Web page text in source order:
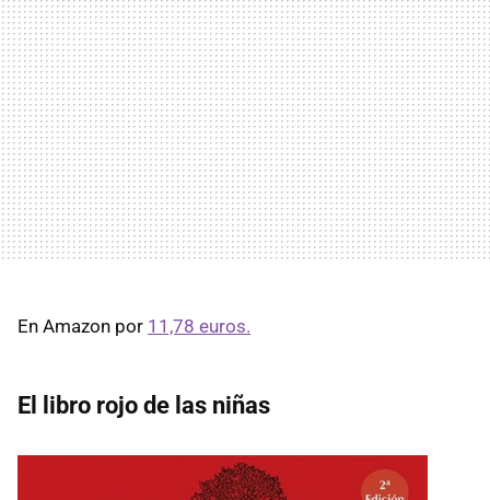
En Amazon por 11,78 euros.
El libro rojo de las niñas